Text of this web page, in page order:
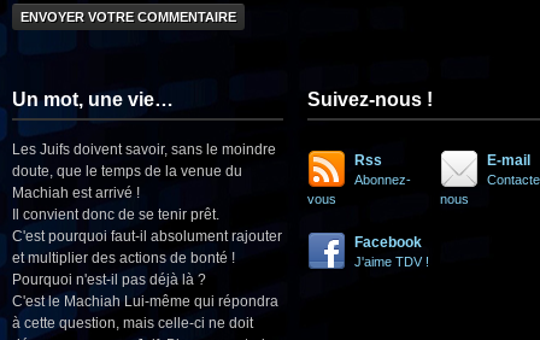
Un mot, une vie…
Les Juifs doivent savoir, sans le moindre
doute, que le temps de la venue du
Machiah est arrivé !
Il convient donc de se tenir prêt.
C'est pourquoi faut-il absolument rajouter
et multiplier des actions de bonté !
Pourquoi n'est-il pas déjà là ?
C'est le Machiah Lui-même qui répondra
à cette question, mais celle-ci ne doit
Suivez-nous !
Rss
Abonnez-
vous
E-mail
nous
Facebook
J'aime TDV !